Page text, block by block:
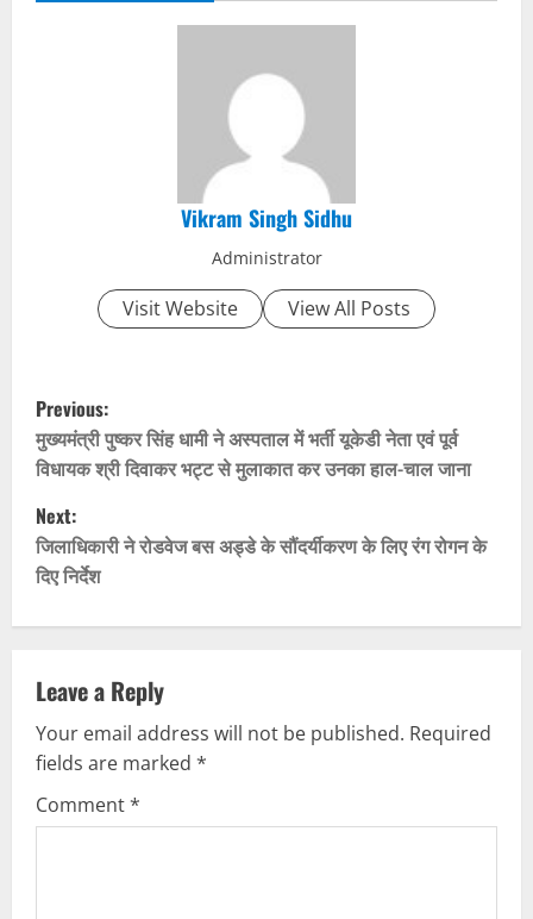
Vikram Singh Sidhu
Administrator
Visit Website View All Posts
P
o
s
t
n
v
i
g
Previous:
मुख्यमंत्री पुष्कर सिंह धामी ने अस्पताल में भर्ती यूकेडी नेता एवं पूर्व
विधायक श्री दिवाकर भट्ट से मुलाकात कर उनका हाल-चाल जाना
Next:
जिलाधिकारी ने रोडवेज बस अड्डे के सौंदर्यीकरण के लिए रंग रोगन के
दिए निर्देश
Leave a Reply
Your email address will not be published. Required
fields are marked *
Comment*